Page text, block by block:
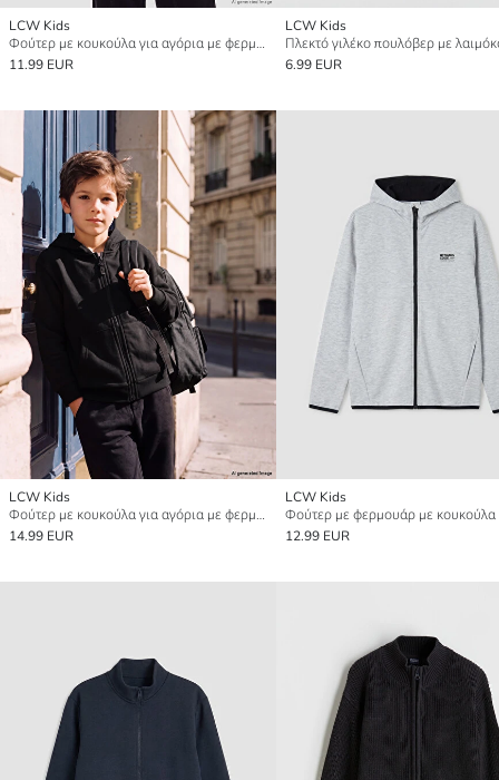
LCW Kids
Φούτερ με κουκούλα για αγόρια με φερμουάρ
11.99 EUR
LCW Kids
6.99 EUR
LCW Kids
Φούτερ με κουκούλα για αγόρια με φερμουάρ
14.99 EUR
LCW Kids
12.99 EUR